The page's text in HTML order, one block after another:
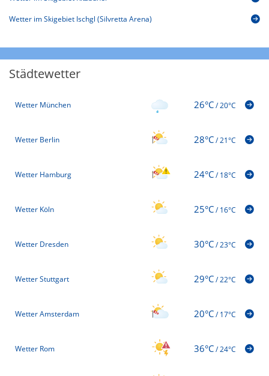
Wetter im Skigebiet Ischgl (Silvretta Arena)
Städtewetter
Wetter München 26°C/20°C
Wetter Berlin 28°C/21°C
Wetter Hamburg 24°C/18°C
Wetter Köln 25°C/16°C
Wetter Dresden 30°C/23°C
Wetter Stuttgart 29°C/22°C
Wetter Amsterdam 20°C/17°C
Wetter Rom 36°C/24°C